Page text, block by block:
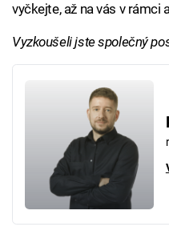
vyčkejte, až na vás v rámci
Vyzkoušeli jste společný